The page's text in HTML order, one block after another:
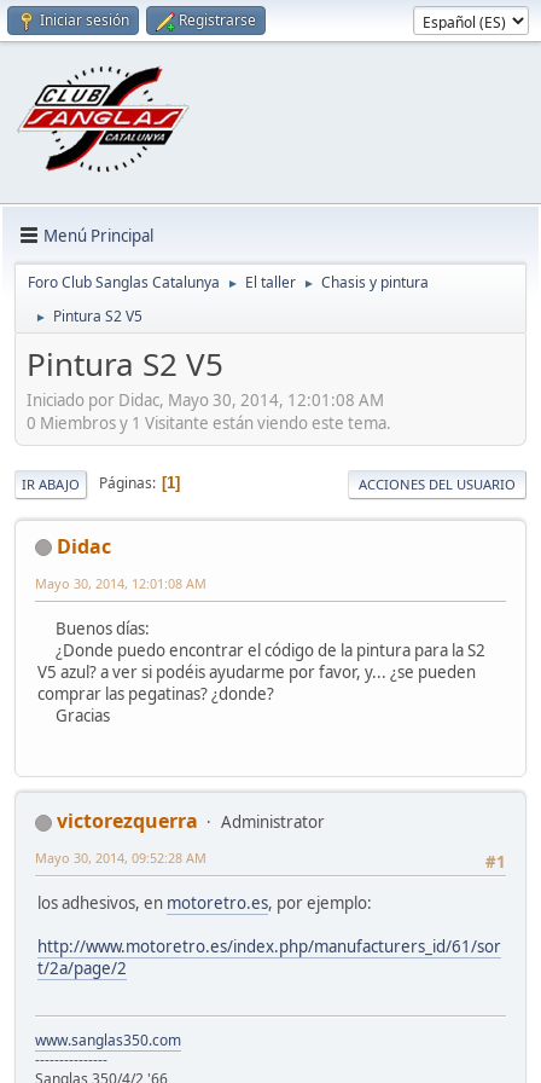
Iniciar sesión Registrarse
Menú Principal
Foro Club Sanglas Catalunya ► El taller ► Chasis y pintura
► Pintura S2 V5
Pintura S2 V5
Iniciado por Didac, Mayo 30, 2014, 12:01:08 AM
0 Miembros y 1 Visitante están viendo este tema.
IR ABAJO Páginas 1 ACCIONES DEL USUARIO
Didac
Mayo 30, 2014, 12:01:08 AM
Buenos días:
¿Donde puedo encontrar el código de la pintura para la S2
V5 azul? a ver si podéis ayudarme por favor, y... ¿se pueden
comprar las pegatinas? ¿donde?
Gracias
victorezquerra
Administrator
#1
Mayo 30, 2014, 09:52:28 AM
los adhesivos, en motoretro.es, por ejemplo:
http://www.motoretro.es/index.php/manufacturers_id/61/sor
t/2a/page/2
www.sanglas350.com
---------------
Sanglas 350/4/2 '66